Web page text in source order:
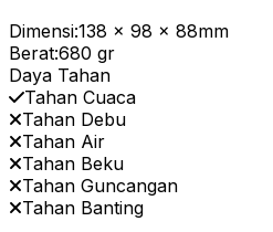
Dimensi:138 x 98 x 88mm
Berat:680 gr
Daya Tahan
Tahan Cuaca
Tahan Debu
Tahan Air
Tahan Beku
Tahan Guncangan
Tahan Banting